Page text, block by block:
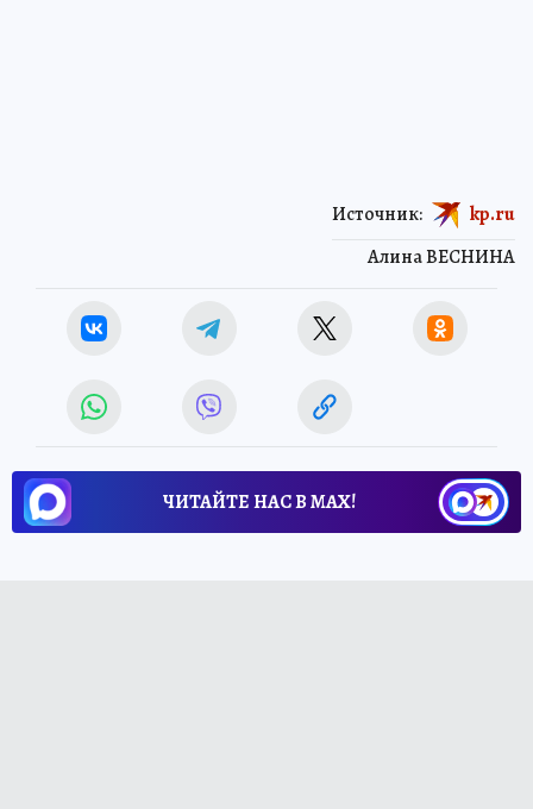
Алина ВЕСНИНА
Источник: kp.ru
ЧИТАЙТЕ НАС В МАХ!